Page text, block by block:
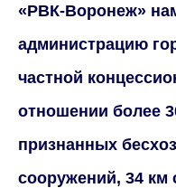
«РВК-Воронеж»
администрацию
частной
отношении более
признанных
сооружений, 34 км